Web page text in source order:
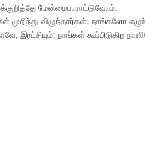
மேன்மைபாராட்டுவோம்.
முறிந்து விழுந்தார்கள்; நாங்களோ
இரட்சியும்; நாங்கள் கூப்பிடுகிற